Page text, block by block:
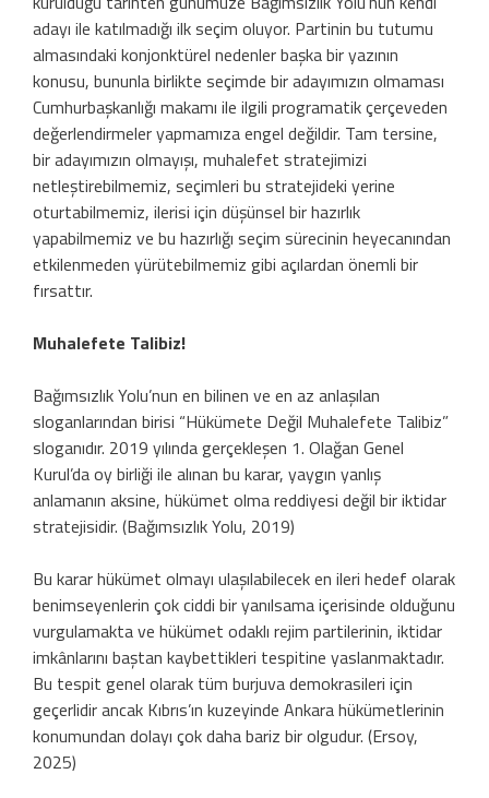
adayı ile katılmadığı ilk seçim oluyor. Partinin bu tutumu
almasındaki konjonktürel nedenler başka bir yazının
konusu, bununla birlikte seçimde bir adayımızın olmaması
Cumhurbaşkanlığı makamı ile ilgili programatik çerçeveden
değerlendirmeler yapmamıza engel değildir. Tam tersine,
bir adayımızın olmayışı, muhalefet stratejimizi
netleştirebilmemiz, seçimleri bu stratejideki yerine
oturtabilmemiz, ilerisi için düşünsel bir hazırlık
yapabilmemiz ve bu hazırlığı seçim sürecinin heyecanından
etkilenmeden yürütebilmemiz gibi açılardan önemli bir
fırsattır.
Muhalefete Talibiz!
Bağımsızlık Yolu’nun en bilinen ve en az anlaşılan
sloganlarından birisi “Hükümete Değil Muhalefete Talibiz”
sloganıdır. 2019 yılında gerçekleşen 1. Olağan Genel
Kurul’da oy birliği ile alınan bu karar, yaygın yanlış
anlamanın aksine, hükümet olma reddiyesi değil bir iktidar
stratejisidir. (Bağımsızlık Yolu, 2019)
Bu karar hükümet olmayı ulaşılabilecek en ileri hedef olarak
benimseyenlerin çok ciddi bir yanılsama içerisinde olduğunu
vurgulamakta ve hükümet odaklı rejim partilerinin, iktidar
imkânlarını baştan kaybettikleri tespitine yaslanmaktadır.
Bu tespit genel olarak tüm burjuva demokrasileri için
geçerlidir ancak Kıbrıs’ın kuzeyinde Ankara hükümetlerinin
konumundan dolayı çok daha bariz bir olgudur. (Ersoy,
2025)